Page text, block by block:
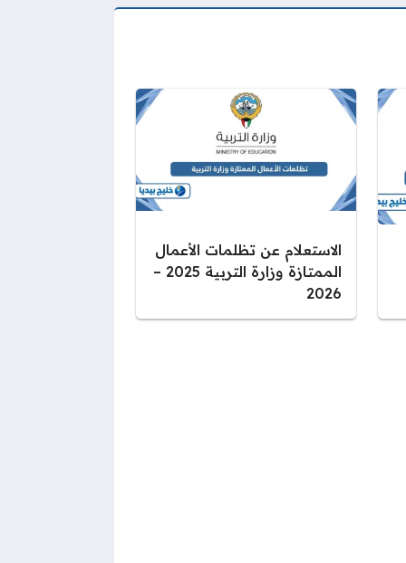
الاستعلام عن تظلمات الأعمال
الممتازة وزارة التربية 2025 –
2026